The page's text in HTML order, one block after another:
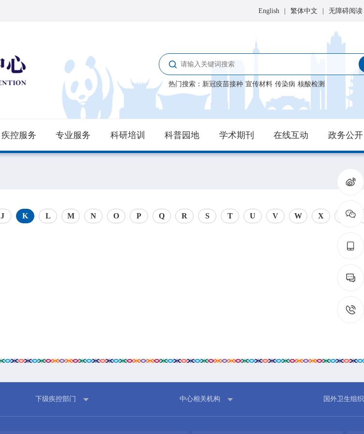
免疫接
English | 繁体中文 | 无障碍阅读
热门搜索 ： 新冠疫苗接种 宣传材料 传染病 核酸检测
疾控服务 专业服务 科研培训 科普园地 学术期刊 在线互动 政务公开
J K L M N O P Q R S T U V W X Y
下级疾控部门 中心相关机构 国外卫生组织